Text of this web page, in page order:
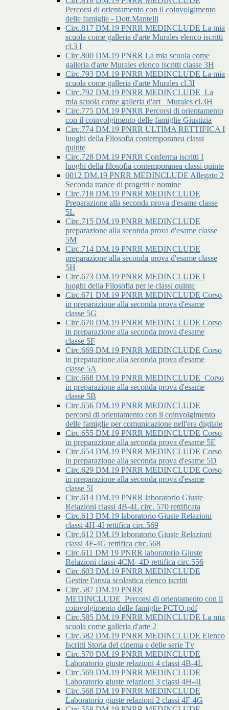
Percorsi di orientamento con il coinvolgimento
delle famiglie - Dott.Mantelli
Circ.817 DM.19 PNRR MEDINCLUDE La mia
scuola come galleria d'arte Murales elenco iscritti
cl.3 I
Circ.800 DM.19 PNRR La mia scuola come
galleria d'arte Murales elenco iscritti classe 3H
Circ.793 DM.19 PNRR MEDINCLUDE La mia
scuola come galleria d'arte Murales cl.3I
Circ.792 DM.19 PNRR MEDINCLUDE_La
mia scuola come galleria d'art _Murales cl.3H
Circ.775 DM.19 PNRR Percorsi di orientamento
con il coinvolgimento delle famiglie Giustizia
Circ.774 DM.19 PNRR ULTIMA RETTIFICA I
luoghi della Filosofia contemporanea classi
quinte
Circ.728 DM.19 PNRR Conferma iscritti I
luoghi della filosofia contemporanea classi quinte
0012 DM.19 PNRR MEDINCLUDE Allegato 2
Seconda trance di progetti e nomine
Circ.718 DM.19 PNRR MEDINCLUDE
Preparazione alla seconda prova d'esame classe
5L
Circ.715 DM.19 PNRR MEDINCLUDE
preparazione alla seconda prova d'esame classe
5M
Circ.714 DM.19 PNRR MEDINCLUDE
preparazione alla seconda prova d'esame classe
5H
Circ.673 DM.19 PNRR MEDINCLUDE I
luoghi della Filosofia per le classi quinte
Circ.671 DM.19 PNRR MEDINCLUDE Corso
in preparazione alla seconda prova d'esame
classe 5G
Circ.670 DM.19 PNRR MEDINCLUDE Corso
in preparazione alla seconda prova d'esame
classe 5F
Circ.669 DM.19 PNRR MEDINCLUDE Corso
in preparazione alla seconda prova d'esame
classe 5A
Circ.668 DM.19 PNRR MEDINCLUDE_Corso
in preparazione alla seconda prova d'esame
classe 5B
Circ.656 DM.19 PNRR MEDINCLUDE
percorsi di orientamento con il coinvolgimento
delle famiglie per comunicazione nell'era digitale
Circ.655 DM.19 PNRR MEDINCLUDE Corso
in preparazione alla seconda prova d'esame 5E
Circ.654 DM.19 PNRR MEDINCLUDE Corso
in preparazione alla seconda prova d'esame 5D
Circ.629 DM.19 PNRR MEDINCLUDE Corso
in preparazione alla seconda prova d'esame
classe 5I
Circ.614 DM.19 PNRR laboratorio Giuste
Relazioni classi 4B-4L circ. 570 rettificata
Circ.613 DM.19 laboratorio Giuste Relazioni
classi 4H-4I rettifica circ.569
Circ.612 DM.19 laboratorio Giuste Relazioni
classi 4F-4G rettifica circ.568
Circ.611 DM 19 PNRR laboratorio Giuste
Relazioni classi 4CM- 4D rettifica circ.556
Circ.603 DM.19 PNRR MEDINCLUDE
Gestire l'ansia scolastica elenco iscritti
Circ.587 DM.19 PNRR
MEDINCLUDE_Percorsi di orientamento con il
coinvolgimento delle famiglie PCTO.pdf
Circ.585 DM.19 PNRR MEDINCLUDE La mia
scuola come galleria d'arte 2
Circ.582 DM.19 PNRR MEDINCLUDE Elenco
Iscritti Storia del cinema e delle serie Tv
Circ.570 DM.19 PNRR MEDINCLUDE
Laboratorio giuste relazioni 4 classi 4B-4L
Circ.569 DM.19 PNRR MEDINCLUDE
Laboratorio giuste relazioni 3 classi 4H-4I
Circ.568 DM.19 PNRR MEDINCLUDE
Laboratorio giuste relazioni 2 classi 4F-4G